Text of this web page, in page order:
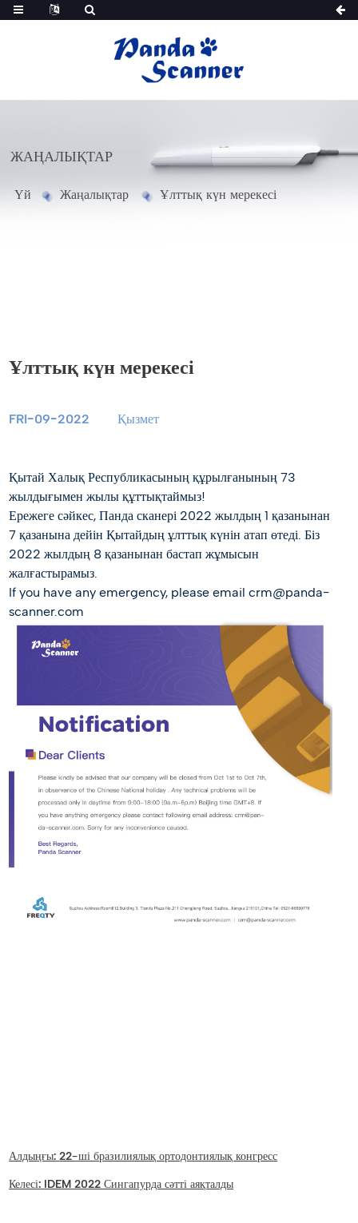
ЖАҢАЛЫҚТАР
Үй Жаңалықтар Ұлттық күн мерекесі
Ұлттық күн мерекесі
FRI-09-2022 Қызмет
Қытай Халық Республикасының құрылғанының 73
жылдығымен жылы құттықтаймыз!
Ережеге сәйкес, Панда сканері 2022 жылдың 1 қазанынан
7 қазанына дейін Қытайдың ұлттық күнін атап өтеді. Біз
2022 жылдың 8 қазанынан бастап жұмысын
жалғастырамыз.
If you have any emergency, please email crm@panda-
scanner.com
Алдыңғы: 22-ші бразилиялық ортодонтиялық конгресс
Келесі: IDEM 2022 Сингапурда сәтті аяқталды